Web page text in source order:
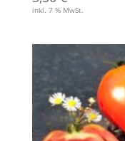
inkl. 7 % MwSt.